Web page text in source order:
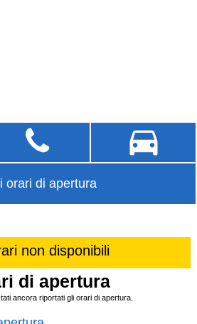
orari di apertura
non disponibili
di apertura
ancora riportati gli orari di apertura.